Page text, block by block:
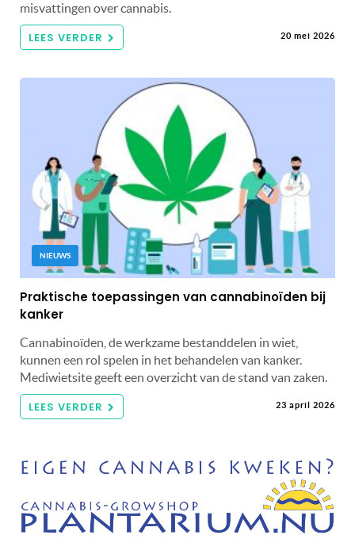
misvattingen over cannabis.
LEES VERDER 20 mei 2026
NIEUWS
Praktische toepassingen van cannabinoïden bij
kanker
Cannabinoïden, de werkzame bestanddelen in wiet,
kunnen een rol spelen in het behandelen van kanker.
Mediwietsite geeft een overzicht van de stand van zaken.
LEES VERDER 23 april 2026